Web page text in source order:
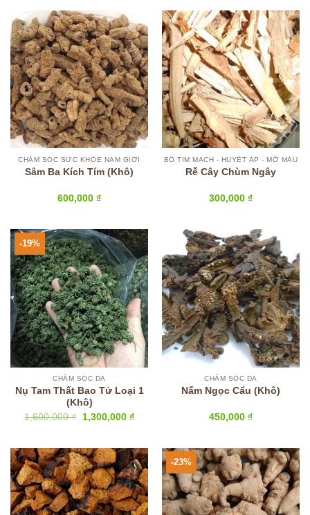
150,000 ₫.
CHĂM SÓC SỨC KHỎE NAM GIỚI
Sâm Ba Kích Tím (Khô)
600,000 ₫
BỔ TIM MẠCH - HUYẾT ÁP - MỠ MÁU
Rễ Cây Chùm Ngây
300,000 ₫
-19%
CHĂM SÓC DA
Nụ Tam Thất Bao Tử Loại 1
(Khô)
1,600,000₫
Giá
1,300,000 ₫Giá
1,300,000 ₫.
CHĂM SÓC DA
Nấm Ngọc Cẩu (Khô)
450,000 ₫
-23%